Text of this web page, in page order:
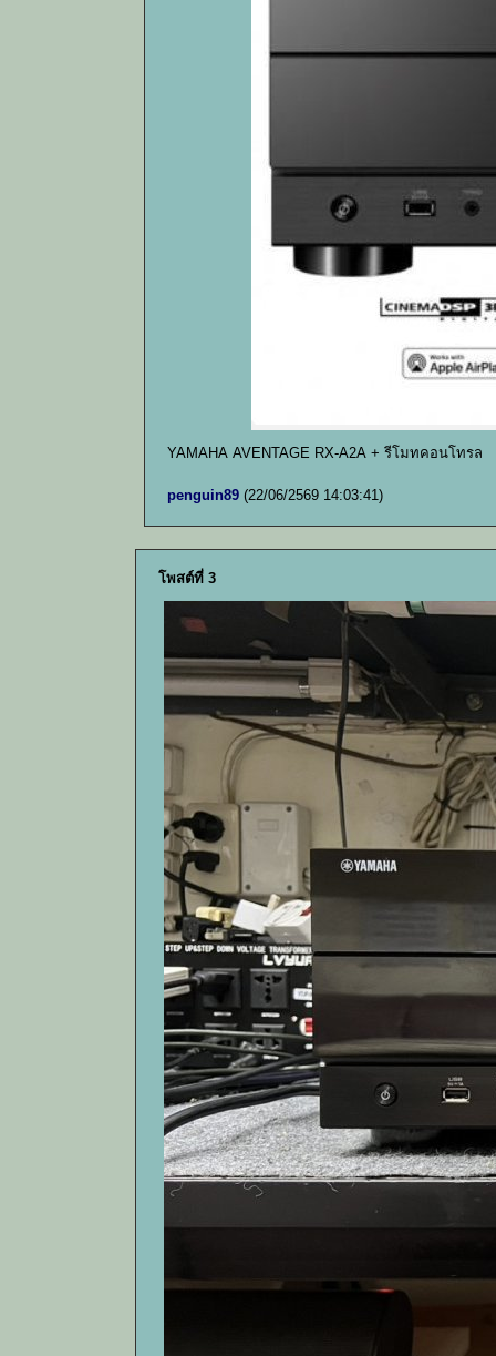
YAMAHA AVENTAGE RX-A2A + รีโมทคอนโทรล
penguin89 (22/06/2569 14:03:41)
โพสต์ที่ 3